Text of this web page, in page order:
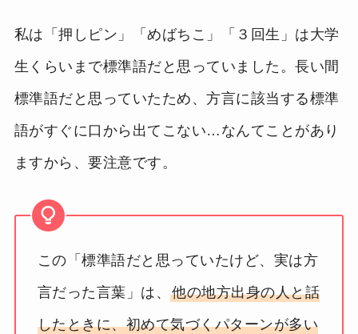
私は「押しピン」「めばちこ」「３回生」は大学
生くらいまで標準語だと思っていました。長い間
標準語だと思っていたため、方言に該当する標準
語がすぐに口から出てこない…なんてことがあり
ますから、要注意です。
この「標準語だと思っていたけど、実は方
言だった言葉」は、他の地方出身の人と話
したときに、初めて気づくパターンが多い